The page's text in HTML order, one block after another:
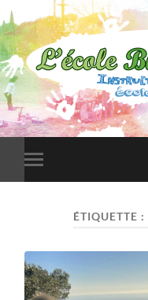
Toggle
mobile
ÉTIQUETTE :